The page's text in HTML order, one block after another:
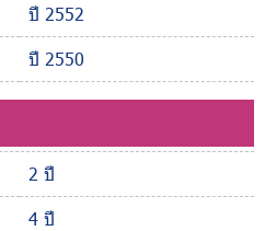
ปี 2552
ปี 2550
2 ปี
4 ปี